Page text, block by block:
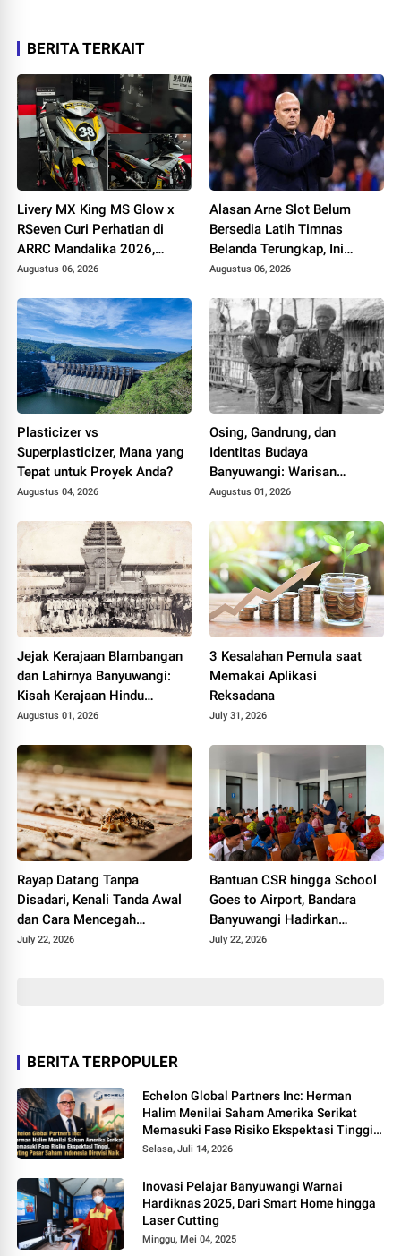
BERITA TERKAIT
Livery MX King MS Glow x
RSeven Curi Perhatian di
ARRC Mandalika 2026,
Wawan Wello Siap Bertarung
Augustus 06, 2026
Alasan Arne Slot Belum
Bersedia Latih Timnas
Belanda Terungkap, Ini
Pertimbangannya
Augustus 06, 2026
Plasticizer vs
Superplasticizer, Mana yang
Tepat untuk Proyek Anda?
Augustus 04, 2026
Osing, Gandrung, dan
Identitas Budaya
Banyuwangi: Warisan
Blambangan yang Tetap
Augustus 01, 2026
Jejak Kerajaan Blambangan
dan Lahirnya Banyuwangi:
Kisah Kerajaan Hindu
Terakhir di Tanah Jawa
Augustus 01, 2026
3 Kesalahan Pemula saat
Memakai Aplikasi
Reksadana
July 31, 2026
Rayap Datang Tanpa
Disadari, Kenali Tanda Awal
dan Cara Mencegah
Kerusakan Sebelum
July 22, 2026
Bantuan CSR hingga School
Goes to Airport, Bandara
Banyuwangi Hadirkan
Keceriaan Hari Anak
July 22, 2026
BERITA TERPOPULER
Echelon Global Partners Inc: Herman
Halim Menilai Saham Amerika Serikat
Memasuki Fase Risiko Ekspektasi Tinggi,
Rating Pasar Saham Indonesia Direvisi
Selasa, Juli 14, 2026
Inovasi Pelajar Banyuwangi Warnai
Hardiknas 2025, Dari Smart Home hingga
Laser Cutting
Minggu, Mei 04, 2025